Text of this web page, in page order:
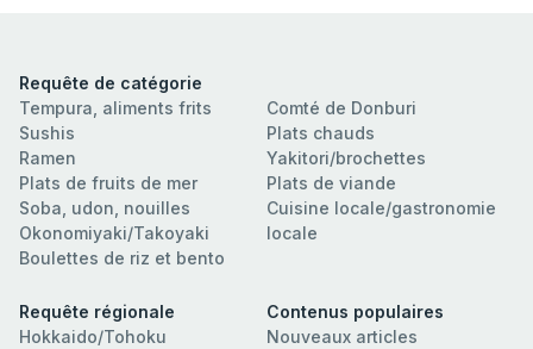
Requête de catégorie
Tempura, aliments frits
Sushis
Ramen
Plats de fruits de mer
Soba, udon, nouilles
Okonomiyaki/Takoyaki
Boulettes de riz et bento
Comté de Donburi
Plats chauds
Yakitori/brochettes
Plats de viande
Cuisine locale/gastronomie
locale
Requête régionale
Hokkaido/Tohoku
Contenus populaires
Nouveaux articles